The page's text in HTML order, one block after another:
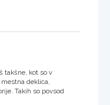
takšne, kot so v
deklica,
Takih so povsod